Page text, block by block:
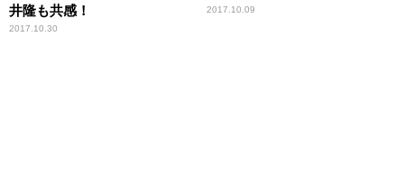
井隆も共感！
2017.10.30
2017.10.09